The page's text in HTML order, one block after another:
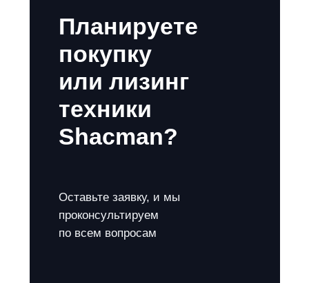
Планируете
покупку
или лизинг
техники
Shacman?
Оставьте заявку, и мы
проконсультируем
по всем вопросам